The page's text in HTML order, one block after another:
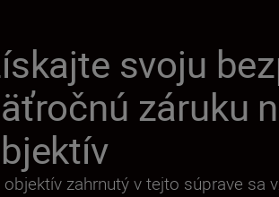
svoju
záruku
objektív zahrnutý v tejto súprave sa